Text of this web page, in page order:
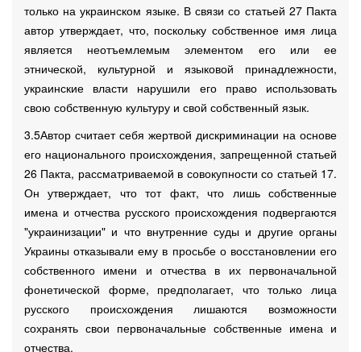
только на украинском языке. В связи со статьей 27 Пакта
автор утверждает, что, поскольку собственное имя лица
является неотъемлемым элементом его или ее
этнической, культурной и языковой принадлежности,
украинские власти нарушили его право использовать
свою собственную культуру и свой собственный язык.
3.5Автор считает себя жертвой дискриминации на основе
его национального происхождения, запрещенной статьей
26 Пакта, рассматриваемой в совокупности со статьей 17.
Он утверждает, что тот факт, что лишь собственные
имена и отчества русского происхождения подвергаются
"украинизации" и что внутренние суды и другие органы
Украины отказывали ему в просьбе о восстановлении его
собственного имени и отчества в их первоначальной
фонетической форме, предполагает, что только лица
русского происхождения лишаются возможности
сохранять свои первоначальные собственные имена и
отчества.